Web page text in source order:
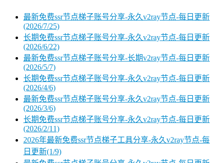
最新免费ssr节点梯子账号分享-永久v2ray节点-每日更新
(2026/7/25)
长期免费ssr节点梯子账号分享-永久v2ray节点-每日更新
(2026/6/22)
最新免费ssr节点梯子账号分享-长期v2ray节点-每日更新
(2026/5/7)
长期免费ssr节点梯子账号分享-永久v2ray节点-每日更新
(2026/4/6)
最新免费ssr节点梯子账号分享-永久v2ray节点-每日更新
(2026/3/6)
长期免费ssr节点梯子账号分享-永久v2ray节点-每日更新
(2026/2/11)
2026年最新免费ssr节点梯子工具分享-永久v2ray节点-每
日更新(1/9)